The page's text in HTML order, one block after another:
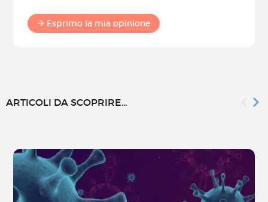
Esprimo la mia opinione
ARTICOLI DA SCOPRIRE...